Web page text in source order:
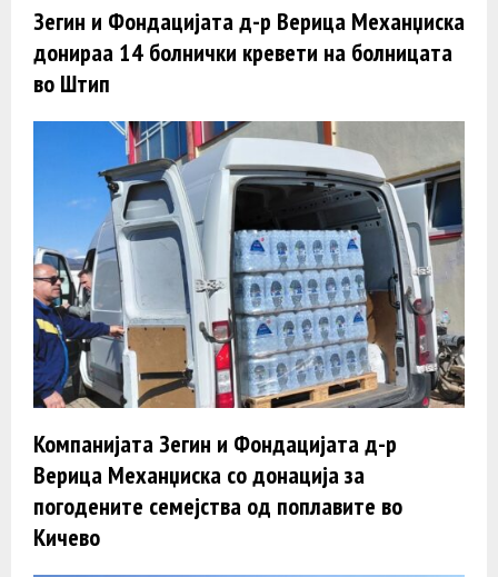
Зегин и Фондацијата д-р Верица Механџиска
донираа 14 болнички кревети на болницата
во Штип
Компанијата Зегин и Фондацијата д-р
Верица Механџиска со донација за
погодените семејства од поплавите во
Кичево